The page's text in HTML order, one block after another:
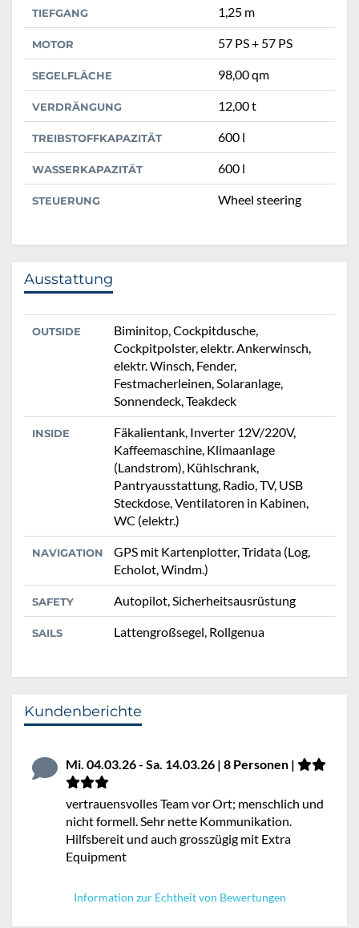
TIEFGANG 1,25 m
MOTOR 57 PS + 57 PS
SEGELFLÄCHE 98,00 qm
VERDRÄNGUNG 12,00 t
TREIBSTOFFKAPAZITÄT 600 l
WASSERKAPAZITÄT 600 l
STEUERUNG Wheel steering
Ausstattung
OUTSIDE
Biminitop, Cockpitdusche,
Cockpitpolster, elektr. Ankerwinsch,
elektr. Winsch, Fender,
Festmacherleinen, Solaranlage,
Sonnendeck, Teakdeck
INSIDE
Fäkalientank, Inverter 12V/220V,
Kaffeemaschine, Klimaanlage
(Landstrom), Kühlschrank,
Pantryausstattung, Radio, TV, USB
Steckdose, Ventilatoren in Kabinen,
WC (elektr.)
NAVIGATION
GPS mit Kartenplotter, Tridata (Log,
Echolot, Windm.)
SAFETY Autopilot, Sicherheitsausrüstung
SAILS Lattengroßsegel, Rollgenua
Kundenberichte
Mi. 04.03.26 - Sa. 14.03.26 | 8 Personen |
vertrauensvolles Team vor Ort; menschlich und
nicht formell. Sehr nette Kommunikation.
Hilfsbereit und auch grosszügig mit Extra
Equipment
Information zur Echtheit von Bewertungen